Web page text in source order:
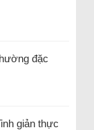
đặc
giản thực